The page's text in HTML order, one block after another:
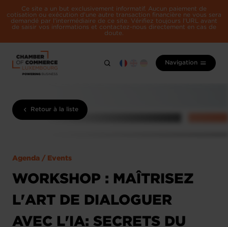
Ce site a un but exclusivement informatif. Aucun paiement de
cotisation ou exécution d'une autre transaction financière ne vous sera
demandé par l'intermédiaire de ce site. Vérifiez toujours l'URL avant
de saisir vos informations et contactez-nous directement en cas de
doute.
Navigation
Retour à la liste
Agenda / Events
WORKSHOP : MAÎTRISEZ
L'ART DE DIALOGUER
AVEC L'IA: SECRETS DU